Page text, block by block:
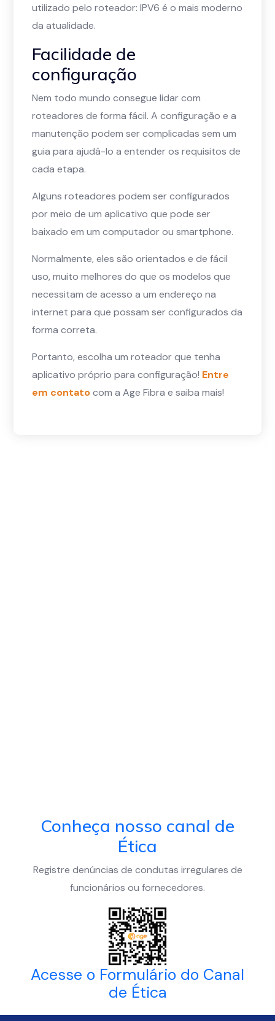
utilizado pelo roteador: IPV6 é o mais moderno
da atualidade.
Facilidade de
configuração
Nem todo mundo consegue lidar com
roteadores de forma fácil. A configuração e a
manutenção podem ser complicadas sem um
guia para ajudá-lo a entender os requisitos de
cada etapa.
Alguns roteadores podem ser configurados
por meio de um aplicativo que pode ser
baixado em um computador ou smartphone.
Normalmente, eles são orientados e de fácil
uso, muito melhores do que os modelos que
necessitam de acesso a um endereço na
internet para que possam ser configurados da
forma correta.
Portanto, escolha um roteador que tenha
aplicativo próprio para configuração! Entre
em contatocom a Age Fibra e saiba mais!
Conheça nosso canal de
Ética
Registre denúncias de condutas irregulares de
funcionários ou fornecedores.
Acesse o Formulário do Canal
de Ética